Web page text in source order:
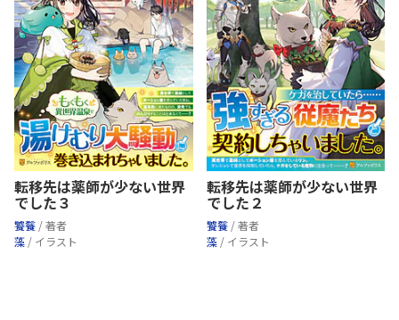
転移先は薬師が少ない世界
でした３
饕餮 / 著者
藻 / イラスト
転移先は薬師が少ない世界
でした２
饕餮 / 著者
藻 / イラスト